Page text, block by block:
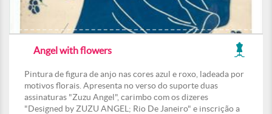
Angel with flowers
Pintura de figura de anjo nas cores azul e roxo, ladeada por
motivos florais. Apresenta no verso do suporte duas
assinaturas "Zuzu Angel", carimbo com os dizeres
"Designed by ZUZU ANGEL; Rio De Janeiro" e inscrição a